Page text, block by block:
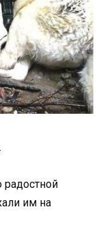
радостной
им на